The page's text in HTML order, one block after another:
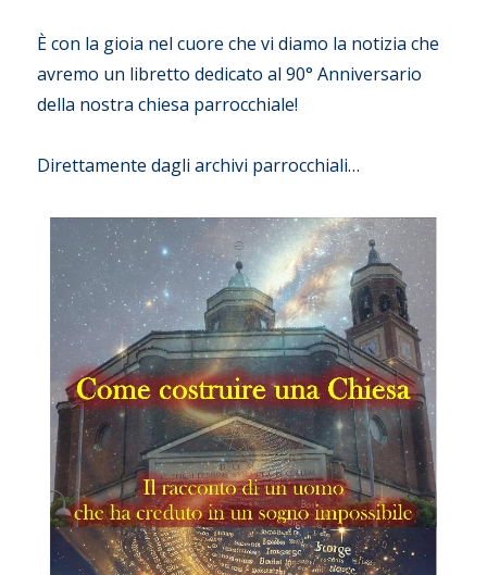
È con la gioia nel cuore che vi diamo la notizia che
avremo un libretto dedicato al 90° Anniversario
della nostra chiesa parrocchiale!
Direttamente dagli archivi parrocchiali…